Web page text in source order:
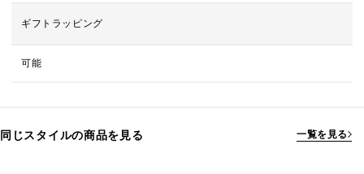
ギフトラッピング
可能
同じスタイルの商品を見る 一覧を見る